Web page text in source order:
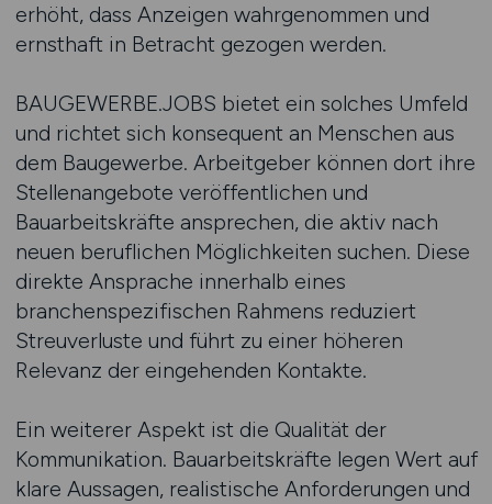
erhöht, dass Anzeigen wahrgenommen und
ernsthaft in Betracht gezogen werden.
BAUGEWERBE.JOBS bietet ein solches Umfeld
und richtet sich konsequent an Menschen aus
dem Baugewerbe. Arbeitgeber können dort ihre
Stellenangebote veröffentlichen und
Bauarbeitskräfte ansprechen, die aktiv nach
neuen beruflichen Möglichkeiten suchen. Diese
direkte Ansprache innerhalb eines
branchenspezifischen Rahmens reduziert
Streuverluste und führt zu einer höheren
Relevanz der eingehenden Kontakte.
Ein weiterer Aspekt ist die Qualität der
Kommunikation. Bauarbeitskräfte legen Wert auf
klare Aussagen, realistische Anforderungen und